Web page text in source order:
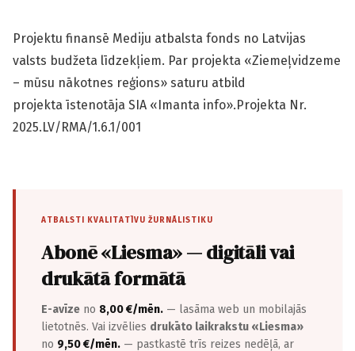
Projektu finansē Mediju atbalsta fonds no Latvijas
valsts budžeta līdzekļiem. Par projekta «Ziemeļvidzeme
– mūsu nākotnes reģions» saturu atbild
projekta īstenotāja SIA «Imanta info».Projekta Nr.
2025.LV/RMA/1.6.1/001
ATBALSTI KVALITATĪVU ŽURNĀLISTIKU
Abonē «Liesma» — digitāli vai
drukātā formātā
E-avīze no 8,00 €/mēn. — lasāma web un mobilajās
lietotnēs. Vai izvēlies drukāto laikrakstu «Liesma»
no 9,50 €/mēn. — pastkastē trīs reizes nedēļā, ar